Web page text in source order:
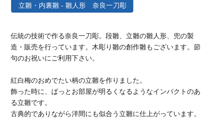
立雛・内裏雛 - 雛人形 奈良一刀彫
伝統の技術で作る奈良一刀彫。段雛、立雛の雛人形、兜の製
造・販売を行っています。木彫り雛の創作雛もございます。節
句のお祝いにご利用下さい。
紅白梅のおめでたい柄の立雛を作りました。
飾った時に、ぱっとお部屋が明るくなるようなインパクトのあ
る立雛です。
古典的でありながら洋間にも似合う立雛に仕上がっています。